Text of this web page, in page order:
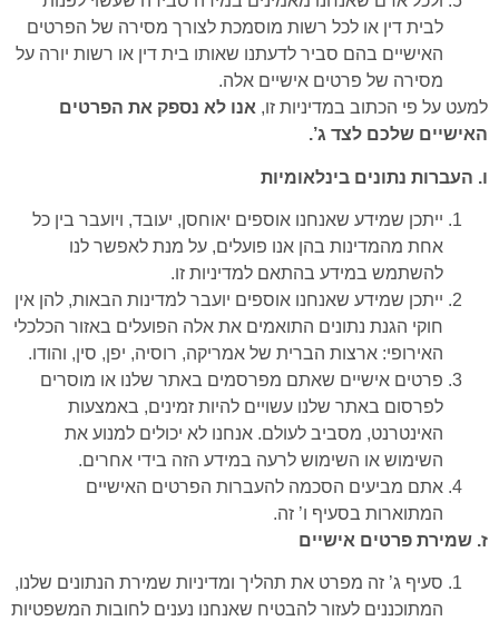
לבית דין או לכל רשות מוסמכת לצורך מסירה של הפרטים
האישיים בהם סביר לדעתנו שאותו בית דין או רשות יורה על
מסירה של פרטים אישיים אלה.
למעט על פי הכתוב במדיניות זו, אנו לא נספק את הפרטים
האישיים שלכם לצד ג’.
ו. העברות נתונים בינלאומיות
ייתכן שמידע שאנחנו אוספים יאוחסן, יעובד, ויועבר בין כל
אחת מהמדינות בהן אנו פועלים, על מנת לאפשר לנו
להשתמש במידע בהתאם למדיניות זו.
ייתכן שמידע שאנחנו אוספים יועבר למדינות הבאות, להן אין
חוקי הגנת נתונים התואמים את אלה הפועלים באזור הכלכלי
האירופי: ארצות הברית של אמריקה, רוסיה, יפן, סין, והודו.
פרטים אישיים שאתם מפרסמים באתר שלנו או מוסרים
לפרסום באתר שלנו עשויים להיות זמינים, באמצעות
האינטרנט, מסביב לעולם. אנחנו לא יכולים למנוע את
השימוש או השימוש לרעה במידע הזה בידי אחרים.
אתם מביעים הסכמה להעברות הפרטים האישיים
המתוארות בסעיף ו’ זה.
ז. שמירת פרטים אישיים
סעיף ג’ זה מפרט את תהליך ומדיניות שמירת הנתונים שלנו,
המתוכננים לעזור להבטיח שאנחנו נענים לחובות המשפטיות